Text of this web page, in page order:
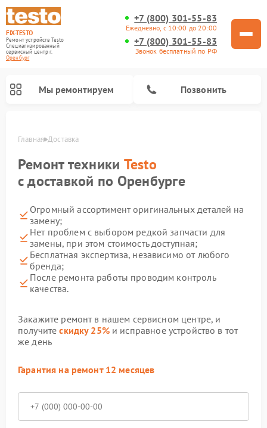
FIX-TESTO
Ремонт устройств Testo
Специализированный
cервисный центр г.
Оренбург
+7 (800) 301-55-83
Ежедневно, с 10:00 до 20:00
+7 (800) 301-55-83
Звонок бесплатный по РФ
Мы ремонтируем Позвонить
Главная Доставка
Ремонт техники Testo
с доставкой по Оренбурге
Огромный ассортимент оригинальных деталей на
замену;
Нет проблем с выбором редкой запчасти для
замены, при этом стоимость доступная;
Бесплатная экспертиза, независимо от любого
бренда;
После ремонта работы проводим контроль
качества.
Закажите ремонт в нашем сервисном центре, и
получитескидку 25%и исправное устройство в тот
же день
Гарантия на ремонт 12 месяцев